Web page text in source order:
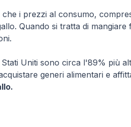
i prezzi al consumo,
Quando si tratta di
Uniti sono circa l'89% più
generi alimentari e